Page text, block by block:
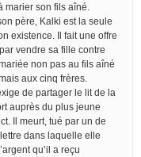
marier son fils aîné.
père, Kalki est la seule
existence. Il fait une offre
vendre sa fille contre
non pas au fils aîné
aux cinq frères.
de partager le lit de la
auprès du plus jeune
Il meurt, tué par un de
dans laquelle elle
qu’il a reçu